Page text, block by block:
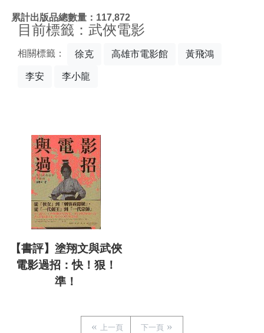
累計出版品總數量：117,872
目前標籤：武俠電影
相關標籤： 徐克 高雄市電影館 黃飛鴻
李安 李小龍
【書評】塗翔文與武俠
電影過招：快！狠！
準！
上一頁 下一頁